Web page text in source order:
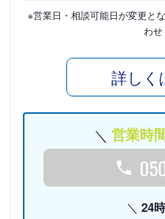
※営業日・相談可能日が変更と
わせ
詳しく
営業時
24